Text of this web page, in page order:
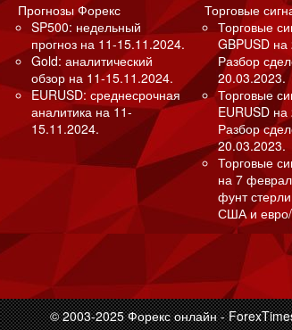
Прогнозы Форекс
SP500: недельный
прогноз на 11-15.11.2024.
Gold: аналитический
обзор на 11-15.11.2024.
EURUSD: среднесрочная
аналитика на 11-
15.11.2024.
Торговые
Торговые
GBPUSD
Разбор
20.03.2023.
Торговые
EURUSD
Разбор
20.03.2023.
Торговые
на 7
фунт
США и
© 2003-2025 Форекс онлайн -